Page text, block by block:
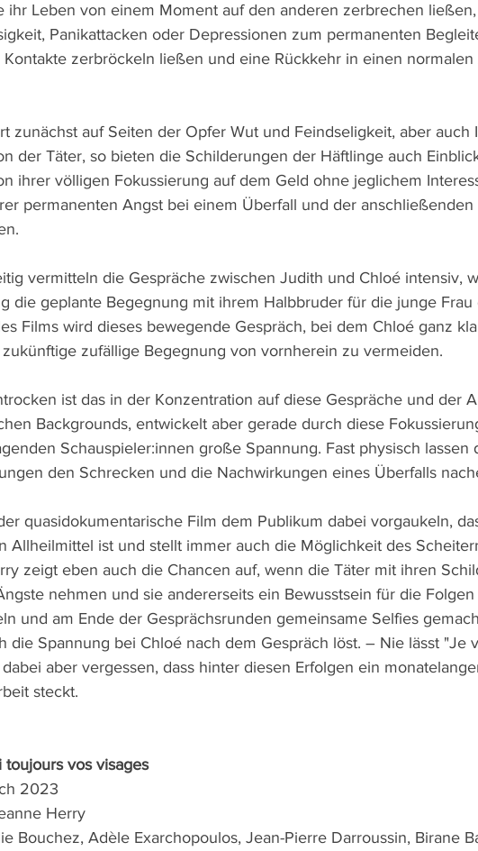
ihr Leben von einem Moment auf den anderen zerbrechen
Panikattacken oder Depressionen zum permanenten
Kontakte zerbröckeln ließen und eine Rückkehr in einen
zunächst auf Seiten der Opfer Wut und Feindseligkeit, aber auch
der Täter, so bieten die Schilderungen der Häftlinge auch
ihrer völligen Fokussierung auf dem Geld ohne jeglichem
permanenten Angst bei einem Überfall und der
vermitteln die Gespräche zwischen Judith und Chloé intensiv,
die geplante Begegnung mit ihrem Halbbruder für die junge Frau
Films wird dieses bewegende Gespräch, bei dem Chloé ganz
zufällige Begegnung von vornherein zu vermeiden.
ist das in der Konzentration auf diese Gespräche und der
Backgrounds, entwickelt aber gerade durch diese
Schauspieler:innen große Spannung. Fast physisch lassen
den Schrecken und die Nachwirkungen eines Überfalls
quasidokumentarische Film dem Publikum dabei vorgaukeln,
Allheilmittel ist und stellt immer auch die Möglichkeit des
zeigt eben auch die Chancen auf, wenn die Täter mit ihren
nehmen und sie andererseits ein Bewusstsein für die
und am Ende der Gesprächsrunden gemeinsame Selfies
die Spannung bei Chloé nach dem Gespräch löst. – Nie lässt "Je
aber vergessen, dass hinter diesen Erfolgen ein
steckt.
toujours vos visages
2023
Herry
Bouchez, Adèle Exarchopoulos, Jean-Pierre Darroussin, Birane